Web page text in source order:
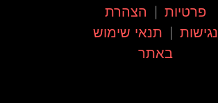
פרטיות
הצהרת
נגישות
תנאי שימוש
באתר